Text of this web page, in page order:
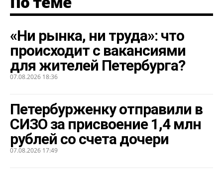
«Ни рынка, ни труда»: что
происходит с вакансиями
для жителей Петербурга?
07.08.2026 18:36
Петербурженку отправили в
СИЗО за присвоение 1,4 млн
рублей со счета дочери
07.08.2026 17:49